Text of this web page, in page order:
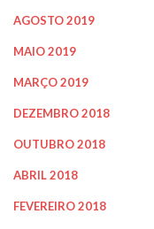
AGOSTO 2019
MAIO 2019
MARÇO 2019
DEZEMBRO 2018
OUTUBRO 2018
ABRIL 2018
FEVEREIRO 2018